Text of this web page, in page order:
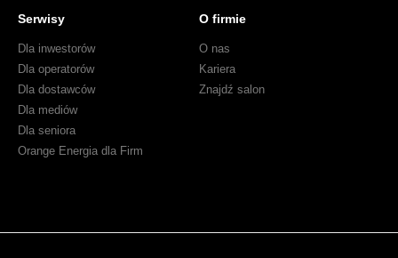
Serwisy
Dla inwestorów
Dla operatorów
Dla dostawców
Dla mediów
Dla seniora
Orange Energia dla Firm
O firmie
O nas
Kariera
Znajdź salon